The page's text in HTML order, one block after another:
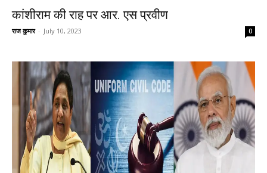
कांशीराम की राह पर आर. एस प्रवीण
राज कुमार - July 10, 2023 0